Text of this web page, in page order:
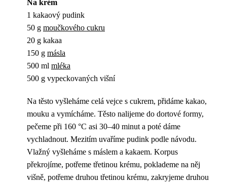
Na krém
1 kakaový pudink
50 g moučkového cukru
20 g kakaa
150 g másla
500 ml mléka
500 g vypeckovaných višní
Na těsto vyšleháme celá vejce s cukrem, přidáme kakao,
mouku a vymícháme. Těsto nalijeme do dortové formy,
pečeme při 160 °C asi 30–40 minut a poté dáme
vychladnout. Mezitím uvaříme pudink podle návodu.
Vlažný vyšleháme s máslem a kakaem. Korpus
překrojíme, potřeme třetinou krému, poklademe na něj
višně, potřeme druhou třetinou krému, zakryjeme druhou